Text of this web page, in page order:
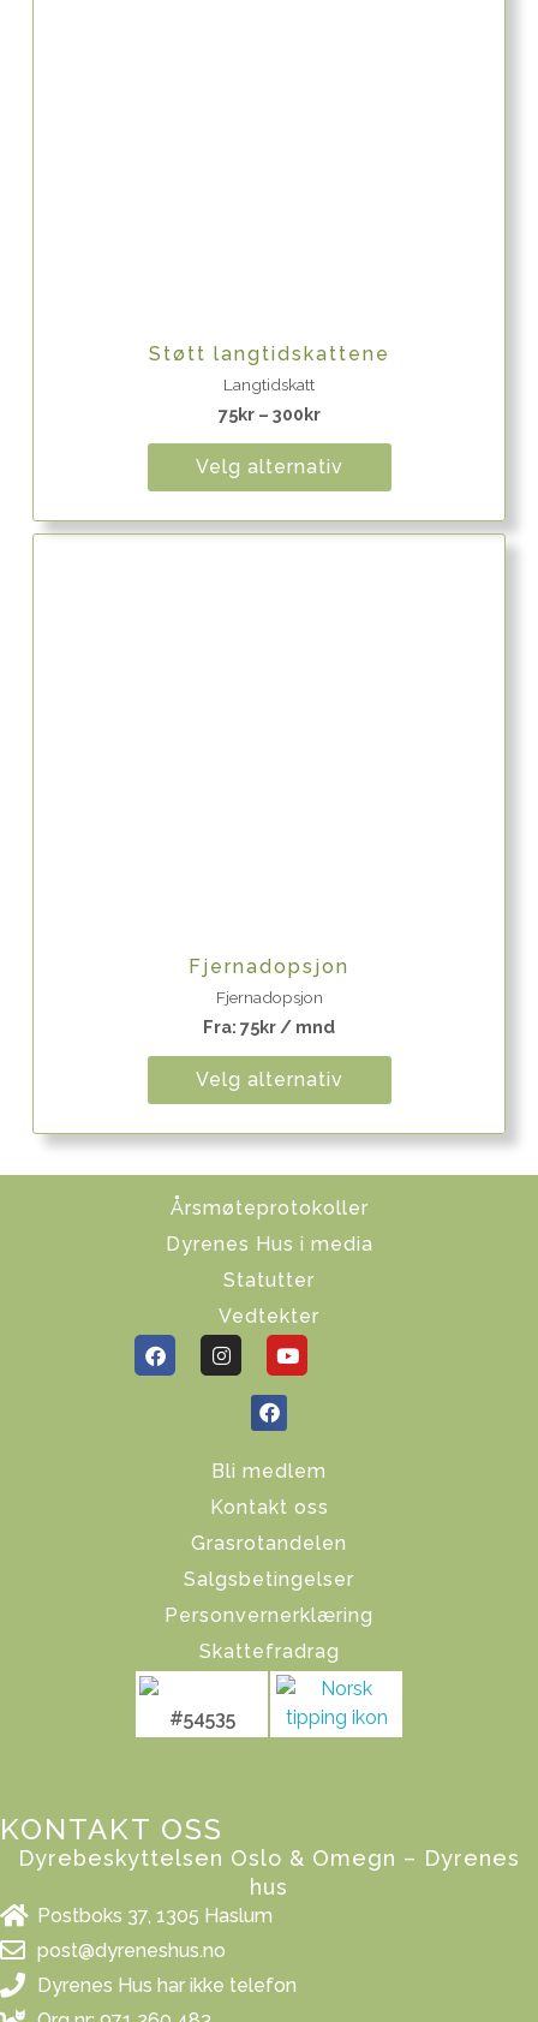
Støtt langtidskattene
Langtidskatt
75kr– 300kr
Velg alternativ
Fjernadopsjon
Fjernadopsjon
Fra: 75kr / mnd
Velg alternativ
Årsmøteprotokoller
Dyrenes Hus i media
Statutter
Vedtekter
Bli medlem
Kontakt oss
Grasrotandelen
Salgsbetingelser
Personvernerklæring
Skattefradrag
#54535
KONTAKT OSS
Dyrebeskyttelsen Oslo & Omegn – Dyrenes
hus
Postboks 37, 1305 Haslum
post@dyreneshus.no
Dyrenes Hus har ikke telefon